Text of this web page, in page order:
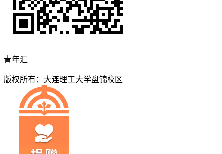
青年汇
版权所有：大连理工大学盘锦校区